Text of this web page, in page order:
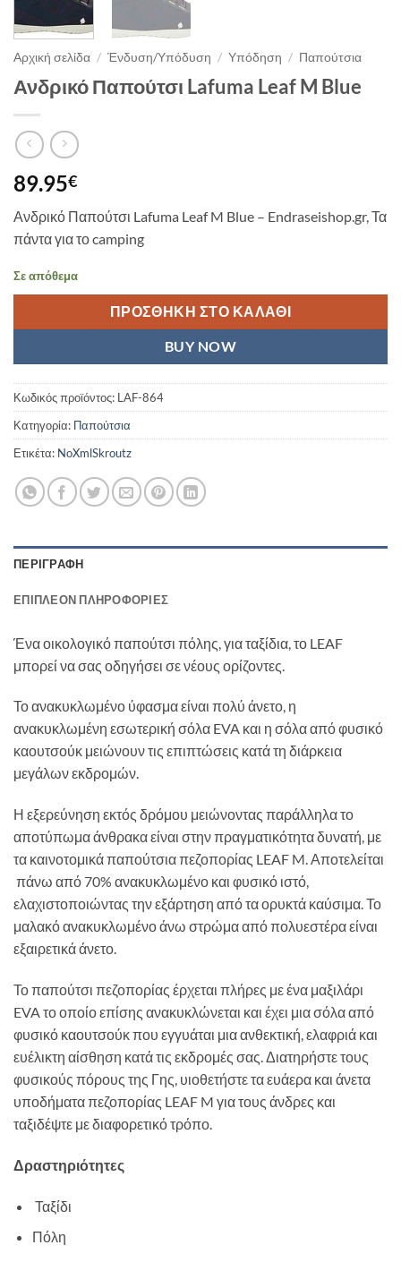
Αρχική σελίδα / Ένδυση/Υπόδυση / Υπόδηση / Παπούτσια
Ανδρικό Παπούτσι Lafuma Leaf M Blue
89.95€
Ανδρικό Παπούτσι Lafuma Leaf M Blue – Endraseishop.gr, Τα
πάντα για το camping
Σε απόθεμα
ΠΡΟΣΘΉΚΗ ΣΤΟ ΚΑΛΆΘΙ
BUY NOW
Κωδικός προϊόντος: LAF-864
Κατηγορία: Παπούτσια
Ετικέτα: NoXmlSkroutz
ΠΕΡΙΓΡΑΦΉ
ΕΠΙΠΛΈΟΝ ΠΛΗΡΟΦΟΡΊΕΣ
Ένα οικολογικό παπούτσι πόλης, για ταξίδια, το LEAF
μπορεί να σας οδηγήσει σε νέους ορίζοντες.
Το ανακυκλωμένο ύφασμα είναι πολύ άνετο, η
ανακυκλωμένη εσωτερική σόλα EVA και η σόλα από φυσικό
καουτσούκ μειώνουν τις επιπτώσεις κατά τη διάρκεια
μεγάλων εκδρομών.
Η εξερεύνηση εκτός δρόμου μειώνοντας παράλληλα το
αποτύπωμα άνθρακα είναι στην πραγματικότητα δυνατή, με
τα καινοτομικά παπούτσια πεζοπορίας LEAF M. Αποτελείται
πάνω από 70% ανακυκλωμένο και φυσικό ιστό,
ελαχιστοποιώντας την εξάρτηση από τα ορυκτά καύσιμα. Το
μαλακό ανακυκλωμένο άνω στρώμα από πολυεστέρα είναι
εξαιρετικά άνετο.
Το παπούτσι πεζοπορίας έρχεται πλήρες με ένα μαξιλάρι
EVA το οποίο επίσης ανακυκλώνεται και έχει μια σόλα από
φυσικό καουτσούκ που εγγυάται μια ανθεκτική, ελαφριά και
ευέλικτη αίσθηση κατά τις εκδρομές σας. Διατηρήστε τους
φυσικούς πόρους της Γης, υιοθετήστε τα ευάερα και άνετα
υποδήματα πεζοπορίας LEAF M για τους άνδρες και
ταξιδέψτε με διαφορετικό τρόπο.
Δραστηριότητες
Ταξίδι
Πόλη